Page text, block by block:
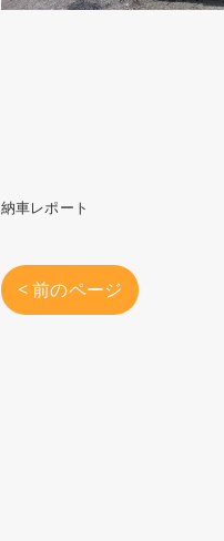
納車レポート
< 前のページ